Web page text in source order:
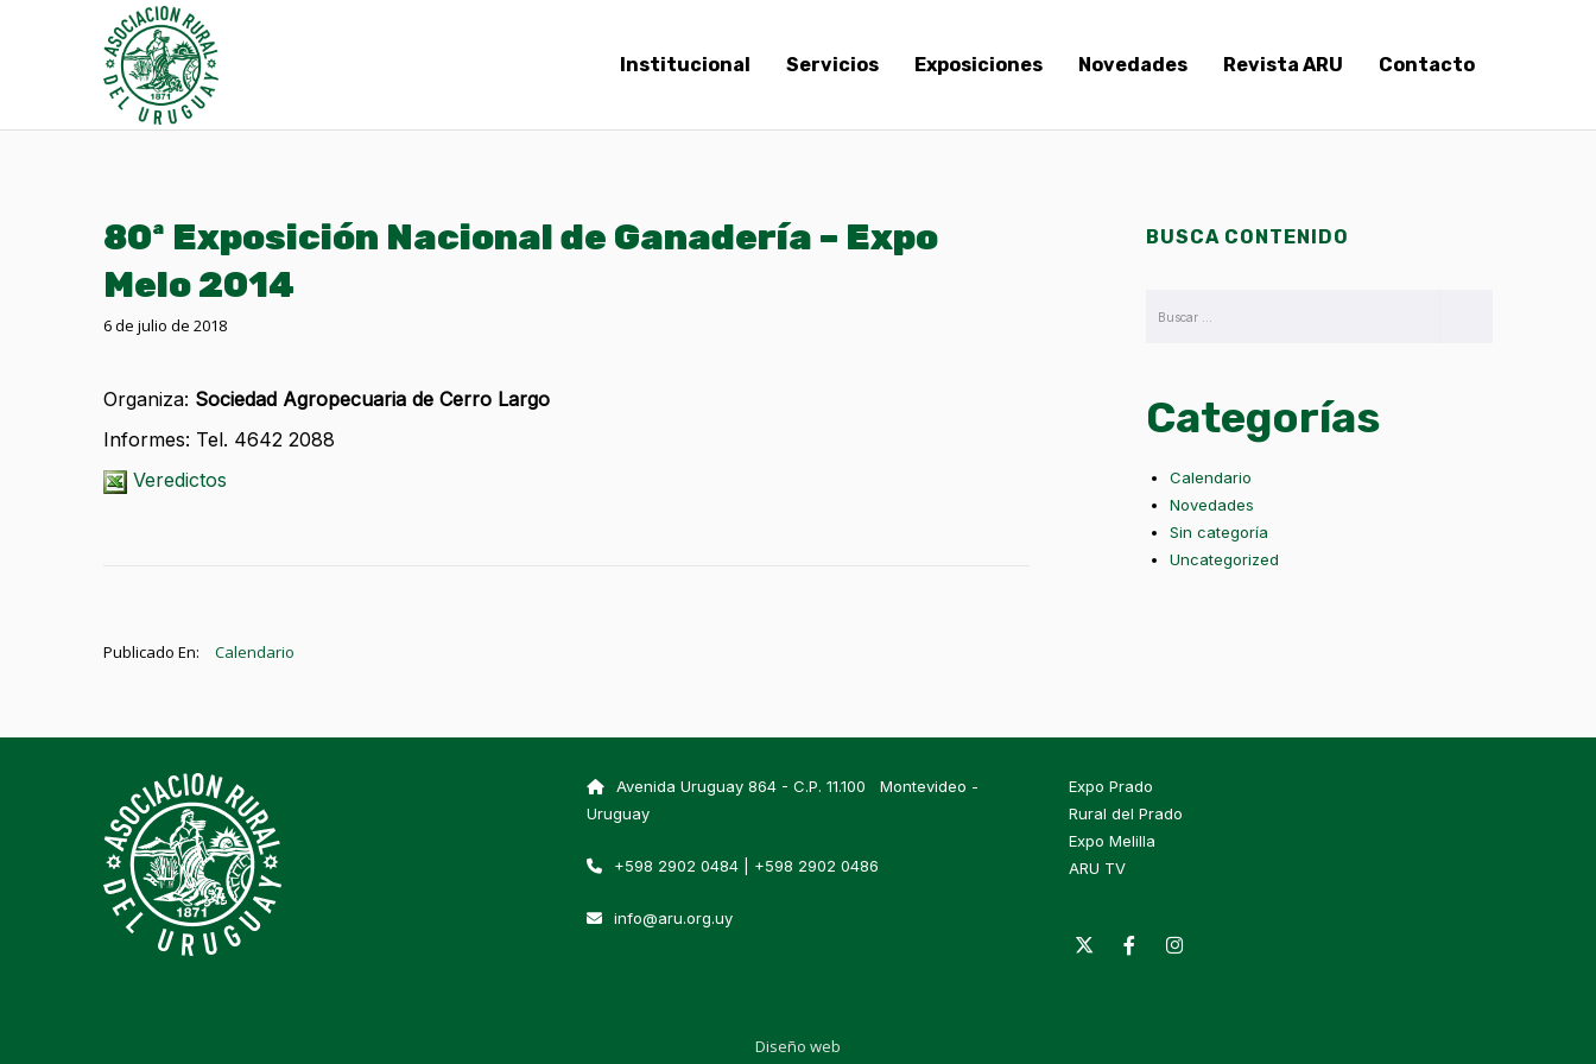
Institucional Servicios Exposiciones Novedades Revista ARU Contacto
80ª Exposición Nacional de Ganadería – Expo
Melo 2014
6 de julio de 2018
Organiza: Sociedad Agropecuaria de Cerro Largo
Informes: Tel. 4642 2088
Veredictos
Publicado En: Calendario
BUSCA CONTENIDO
Categorías
Calendario
Novedades
Sin categoría
Uncategorized
Avenida Uruguay 864 - C.P. 11.100 Montevideo -
Uruguay
+598 2902 0484 | +598 2902 0486
info@aru.org.uy
Expo Prado
Rural del Prado
Expo Melilla
ARU TV
Diseño web